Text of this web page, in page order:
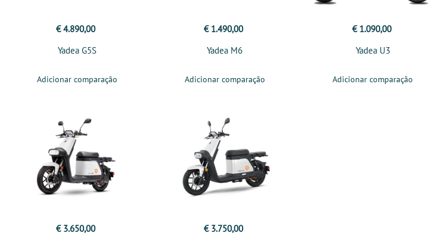
€ 4.890,00
Yadea G5S
Adicionar comparação
€ 1.490,00
Yadea M6
Adicionar comparação
€ 1.090,00
Yadea U3
Adicionar comparação
€ 3.650,00
€ 3.750,00